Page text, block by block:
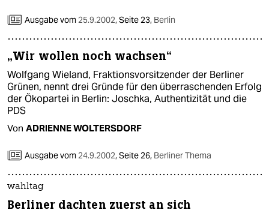
Ausgabe vom 25.9.2002,Seite 23, Berlin
„Wir wollen noch wachsen“
Wolfgang Wieland, Fraktionsvorsitzender der Berliner
Grünen, nennt drei Gründe für den überraschenden Erfolg
der Ökopartei in Berlin: Joschka, Authentizität und die
PDS
Von ADRIENNE WOLTERSDORF
Ausgabe vom 24.9.2002,Seite 26, Berliner Thema
wahltag
Berliner dachten zuerst an sich